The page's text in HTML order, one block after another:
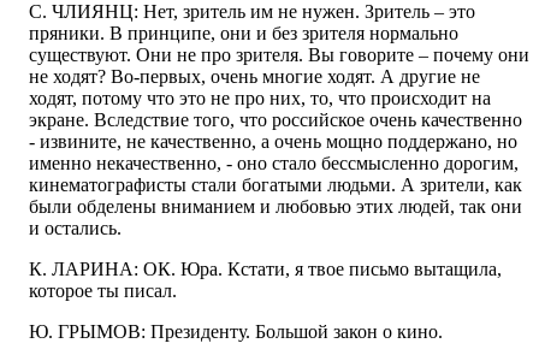
С. ЧЛИЯНЦ: Нет, зритель им не нужен. Зритель – это
пряники. В принципе, они и без зрителя нормально
существуют. Они не про зрителя. Вы говорите – почему они
не ходят? Во-первых, очень многие ходят. А другие не
ходят, потому что это не про них, то, что происходит на
экране. Вследствие того, что российское очень качественно
- извините, не качественно, а очень мощно поддержано, но
именно некачественно, - оно стало бессмысленно дорогим,
кинематографисты стали богатыми людьми. А зрители, как
были обделены вниманием и любовью этих людей, так они
и остались.
К. ЛАРИНА: ОК. Юра. Кстати, я твое письмо вытащила,
которое ты писал.
Ю. ГРЫМОВ: Президенту. Большой закон о кино.